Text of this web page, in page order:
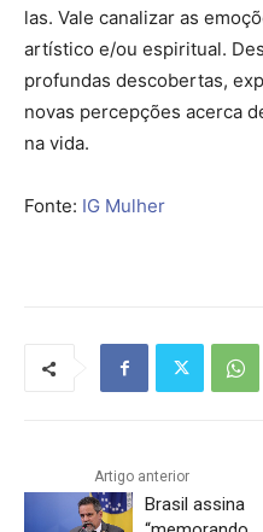
las. Vale canalizar as
artístico e/ou espiritual.
profundas descobertas,
novas percepções acerca
na vida.
Fonte: IG Mulher
Artigo anterior
Brasil assina